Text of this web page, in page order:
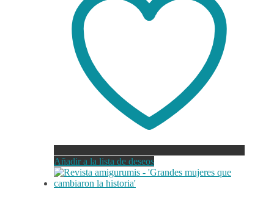
Añadir a la lista de deseos